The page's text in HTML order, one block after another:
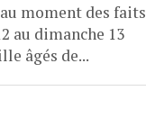
moment des
au dimanche 13
âgés de...